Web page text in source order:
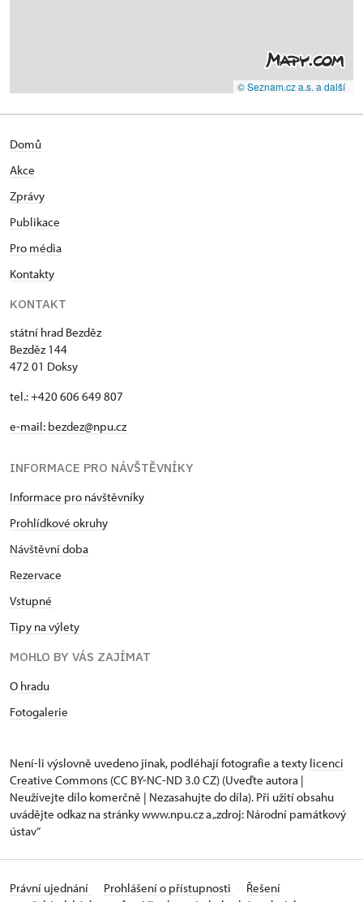
© Seznam.cz a.s. a další
Domů
Akce
Zprávy
Publikace
Pro média
Kontakty
KONTAKT
státní hrad Bezděz
Bezděz 144
472 01 Doksy
tel.: +420 606 649 807
e-mail: bezdez@npu.cz
INFORMACE PRO NÁVŠTĚVNÍKY
Informace pro návštěvníky
Prohlídkové okruhy
Návštěvní doba
Rezervace
Vstupné
Tipy na výlety
MOHLO BY VÁS ZAJÍMAT
O hradu
Fotogalerie
Není-li výslovně uvedeno jinak, podléhají fotografie a texty licenci
Creative Commons (CC BY-NC-ND 3.0 CZ) (Uveďte autora |
Neužívejte dílo komerčně | Nezasahujte do díla). Při užití obsahu
uvádějte odkaz na stránky www.npu.cz a „zdroj: Národní památkový
ústav“
Právní ujednání Prohlášení o přístupnosti
Řešení